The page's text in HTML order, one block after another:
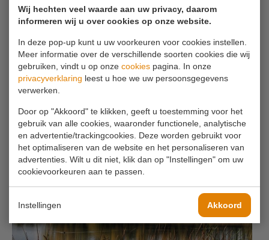
Wij hechten veel waarde aan uw privacy, daarom
informeren wij u over cookies op onze website.
In deze pop-up kunt u uw voorkeuren voor cookies instellen.
Meer informatie over de verschillende soorten cookies die wij
gebruiken, vindt u op onze cookies pagina. In onze
privacyverklaring leest u hoe we uw persoonsgegevens
verwerken.
Door op "Akkoord" te klikken, geeft u toestemming voor het
gebruik van alle cookies, waaronder functionele, analytische
en advertentie/trackingcookies. Deze worden gebruikt voor
het optimaliseren van de website en het personaliseren van
advertenties. Wilt u dit niet, klik dan op "Instellingen" om uw
cookievoorkeuren aan te passen.
Instellingen Akkoord
Gewijzigde openingstijden tijdens de
feestdagen
LEES MEER